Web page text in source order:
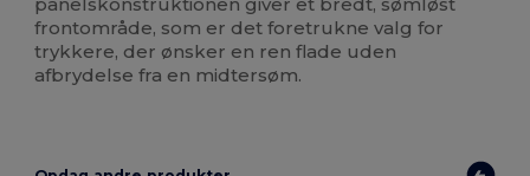
panelskonstruktionen giver et bredt, sømløst
frontområde, som er det foretrukne valg for
trykkere, der ønsker en ren flade uden
afbrydelse fra en midtersøm.